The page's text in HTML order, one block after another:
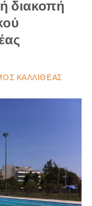
διακοπή
ΚΑΛΛΙΘΈΑΣ